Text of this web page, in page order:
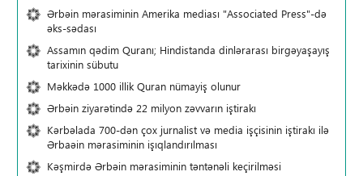
Ərbəin mərasiminin Amerika mediası "Associated Press"-də
əks-sədası
Assamın qədim Quranı; Hindistanda dinlərarası birgəyaşayış
tarixinin sübutu
Məkkədə 1000 illik Quran nümayiş olunur
Ərbəin ziyarətində 22 milyon zəvvarın iştirakı
Kərbəlada 700-dən çox jurnalist və media işçisinin iştirakı ilə
Ərbaəin mərasiminin işıqlandırılması
Kəşmirdə Ərbəin mərasiminin təntənəli keçirilməsi